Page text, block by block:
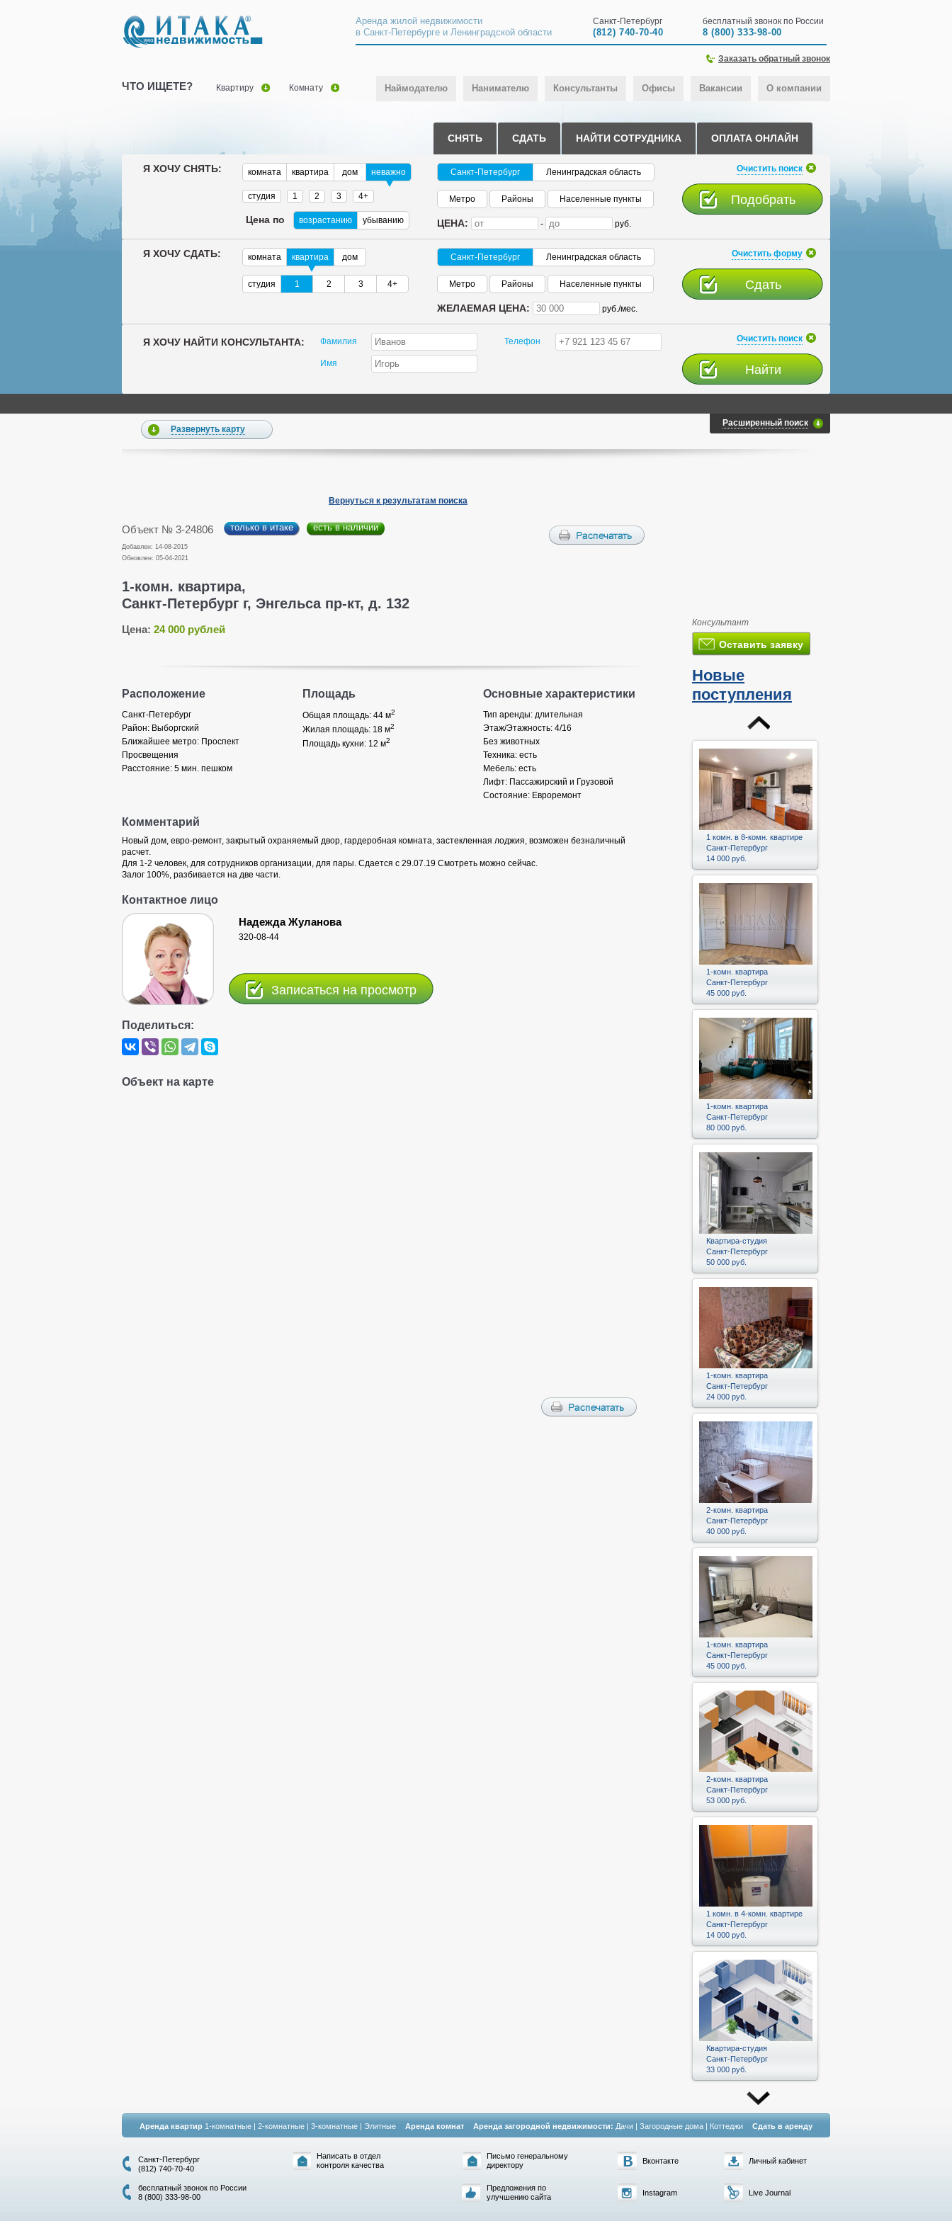
Аренда жилой недвижимости
в Санкт-Петербурге и Ленинградской области
Санкт-Петербург
(812) 740-70-40
бесплатный звонок по России
8 (800) 333-98-00
Заказать обратный звонок
ЧТО ИЩЕТЕ? Квартиру Комнату Наймодателю Нанимателю Консультанты Офисы Вакансии О компании
СНЯТЬ СДАТЬ НАЙТИ СОТРУДНИКА ОПЛАТА ОНЛАЙН
Я ХОЧУ СНЯТЬ: комната квартира дом неважно
студия 1 2 3 4+
Цена по возрастанию убыванию
Санкт-Петербург Ленинградская область
Метро Районы Населенные пункты
ЦЕНА: - руб.
Очистить поиск
Я ХОЧУ СДАТЬ: комната квартира дом
студия 1 2 3 4+
Санкт-Петербург Ленинградская область
Метро Районы Населенные пункты
ЖЕЛАЕМАЯ ЦЕНА: руб./мес.
Очистить форму
Я ХОЧУ НАЙТИ КОНСУЛЬТАНТА: Фамилия
Имя
Телефон Очистить поиск
Расширенный поиск
Развернуть карту
Вернуться к результатам поиска
Объект № 3-24806 только в итаке есть в наличии
Добавлен: 14-08-2015
Обновлен: 05-04-2021
1-комн. квартира,
Санкт-Петербург г, Энгельса пр-кт, д. 132
Цена: 24 000 рублей
Расположение
Санкт-Петербург
Район: Выборгский
Ближайшее метро: Проспект
Просвещения
Расстояние: 5 мин. пешком
Площадь
Общая площадь: 44 м2
Жилая площадь: 18 м2
Площадь кухни: 12 м2
Основные характеристики
Тип аренды: длительная
Этаж/Этажность: 4/16
Без животных
Техника: есть
Мебель: есть
Лифт: Пассажирский и Грузовой
Состояние: Евроремонт
Комментарий
Новый дом, евро-ремонт, закрытый охраняемый двор, гардеробная комната, застекленная лоджия, возможен безналичный
расчет.
Для 1-2 человек, для сотрудников организации, для пары. Сдается с 29.07.19 Смотреть можно сейчас.
Залог 100%, разбивается на две части.
Контактное лицо
Надежда Жуланова
320-08-44
Записаться на просмотр
Поделиться:
Объект на карте
Консультант
Оставить заявку
Новые
поступления
1 комн. в 8-комн. квартире
Санкт-Петербург
14 000 руб.
1-комн. квартира
Санкт-Петербург
45 000 руб.
1-комн. квартира
Санкт-Петербург
80 000 руб.
Квартира-студия
Санкт-Петербург
50 000 руб.
1-комн. квартира
Санкт-Петербург
24 000 руб.
2-комн. квартира
Санкт-Петербург
40 000 руб.
1-комн. квартира
Санкт-Петербург
45 000 руб.
2-комн. квартира
Санкт-Петербург
53 000 руб.
1 комн. в 4-комн. квартире
Санкт-Петербург
14 000 руб.
Квартира-студия
Санкт-Петербург
33 000 руб.
Аренда квартир 1-комнатные | 2-комнатные | 3-комнатные | Элитные Аренда комнат Аренда загородной недвижимости: Дачи | Загородные дома | Коттеджи Сдать в аренду
Санкт-Петербург
(812) 740-70-40
бесплатный звонок по России
8 (800) 333-98-00
Написать в отдел
контроля качества
Письмо генеральному
директору
Предложения по
улучшению сайта
Вконтакте
Instagram
Личный кабинет
Live Journal